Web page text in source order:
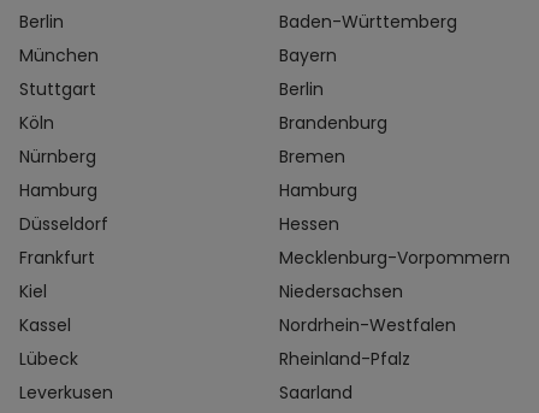
Berlin
München
Stuttgart
Köln
Nürnberg
Hamburg
Düsseldorf
Frankfurt
Kiel
Kassel
Lübeck
Leverkusen
Baden-Württemberg
Bayern
Berlin
Brandenburg
Bremen
Hamburg
Hessen
Mecklenburg-Vorpommern
Niedersachsen
Nordrhein-Westfalen
Rheinland-Pfalz
Saarland